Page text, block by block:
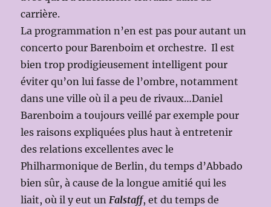
carrière.
La programmation n’en est pas pour autant un
concerto pour Barenboim et orchestre. Il est
bien trop prodigieusement intelligent pour
éviter qu’on lui fasse de l’ombre, notamment
dans une ville où il a peu de rivaux…Daniel
Barenboim a toujours veillé par exemple pour
les raisons expliquées plus haut à entretenir
des relations excellentes avec le
Philharmonique de Berlin, du temps d’Abbado
bien sûr, à cause de la longue amitié qui les
liait, où il y eut unFalstaff, et du temps de